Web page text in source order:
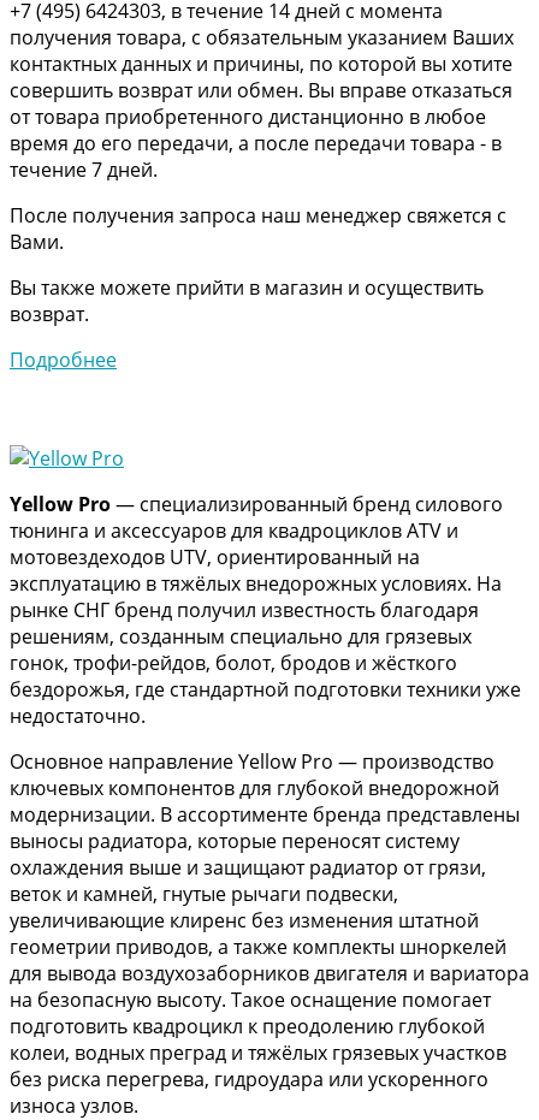
+7 (495) 6424303, в течение 14 дней с момента
получения товара, с обязательным указанием Ваших
контактных данных и причины, по которой вы хотите
совершить возврат или обмен. Вы вправе отказаться
от товара приобретенного дистанционно в любое
время до его передачи, а после передачи товара - в
течение 7 дней.
После получения запроса наш менеджер свяжется с
Вами.
Вы также можете прийти в магазин и осуществить
возврат.
Подробнее
Yellow Pro— специализированный бренд силового
тюнинга и аксессуаров для квадроциклов ATV и
мотовездеходов UTV, ориентированный на
эксплуатацию в тяжёлых внедорожных условиях. На
рынке СНГ бренд получил известность благодаря
решениям, созданным специально для грязевых
гонок, трофи-рейдов, болот, бродов и жёсткого
бездорожья, где стандартной подготовки техники уже
недостаточно.
Основное направление Yellow Pro — производство
ключевых компонентов для глубокой внедорожной
модернизации. В ассортименте бренда представлены
выносы радиатора, которые переносят систему
охлаждения выше и защищают радиатор от грязи,
веток и камней, гнутые рычаги подвески,
увеличивающие клиренс без изменения штатной
геометрии приводов, а также комплекты шноркелей
для вывода воздухозаборников двигателя и вариатора
на безопасную высоту. Такое оснащение помогает
подготовить квадроцикл к преодолению глубокой
колеи, водных преград и тяжёлых грязевых участков
без риска перегрева, гидроудара или ускоренного
износа узлов.